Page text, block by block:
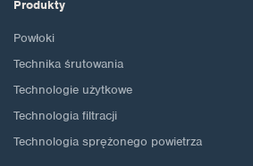
Produkty
Powłoki
Technika śrutowania
Technologie użytkowe
Technologia filtracji
Technologia sprężonego powietrza